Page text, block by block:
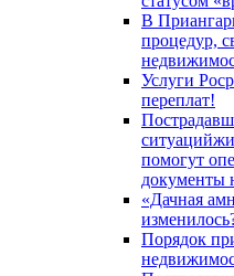
В
процедур,
Услуги
переплат!
помогут
документы
«Дачная
Порядок